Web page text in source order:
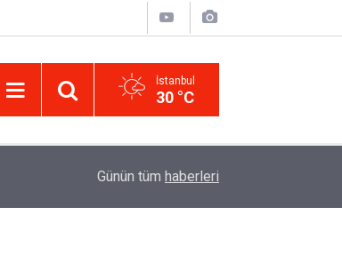
İstanbul
30 °C
Uzadı, Ödeme Kuralları Değişti
Günün tüm haberleri